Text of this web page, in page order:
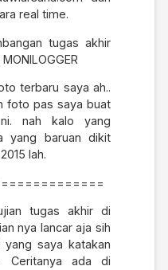
real time.
tugas akhir
MONILOGGER
terbaru saya ah..
foto pas saya buat
nah kalo yang
yang baruan dikit
lah.
=============
tugas akhir di
nya lancar aja sih
saya katakan
Ceritanya ada di